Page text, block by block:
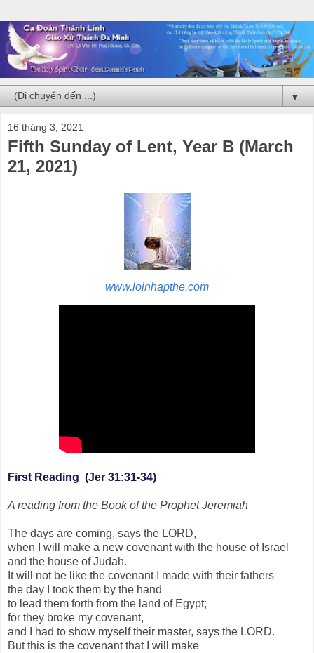
▼
16 tháng 3, 2021
Fifth Sunday of Lent, Year B (March
21, 2021)
www.loinhapthe.com
First Reading (Jer 31:31-34)
A reading from the Book of the Prophet Jeremiah
The days are coming, says the LORD,
when I will make a new covenant with the house of Israel
and the house of Judah.
It will not be like the covenant I made with their fathers
the day I took them by the hand
to lead them forth from the land of Egypt;
for they broke my covenant,
and I had to show myself their master, says the LORD.
But this is the covenant that I will make